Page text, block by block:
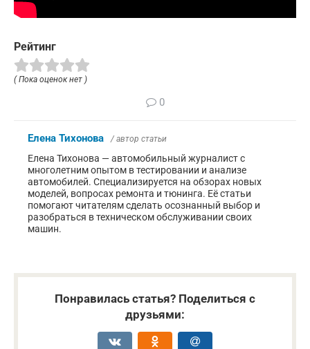
Рейтинг
( Пока оценок нет )
0
Елена Тихонова / автор статьи
Елена Тихонова — автомобильный журналист с
многолетним опытом в тестировании и анализе
автомобилей. Специализируется на обзорах новых
моделей, вопросах ремонта и тюнинга. Её статьи
помогают читателям сделать осознанный выбор и
разобраться в техническом обслуживании своих
машин.
Понравилась статья? Поделиться с
друзьями: